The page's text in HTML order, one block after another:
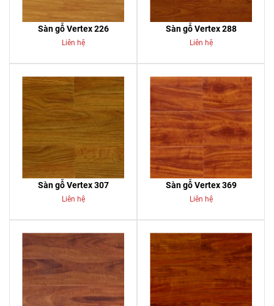
Sàn gỗ Vertex 226
Liên hệ
Sàn gỗ Vertex 288
Liên hệ
Sàn gỗ Vertex 307
Liên hệ
Sàn gỗ Vertex 369
Liên hệ